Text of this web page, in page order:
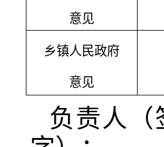
意见
乡镇人民政府
意见
负责人（